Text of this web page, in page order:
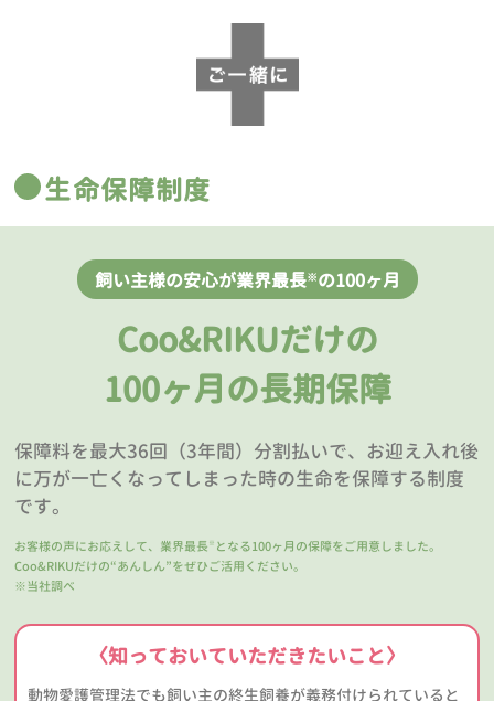
生命保障制度
飼い主様の安心が業界最長※の100ヶ月
Coo&RIKUだけの
100ヶ月の長期保障
保障料を最大36回（3年間）分割払いで、お迎え入れ後
に万が一亡くなってしまった時の生命を保障する制度
です。
お客様の声にお応えして、業界最長 ※ となる100ヶ月の保障をご用意しました。
Coo&RIKUだけの“あんしん”をぜひご活用ください。
※当社調べ
〈知っておいていただきたいこと〉
動物愛護管理法でも飼い主の終生飼養が義務付けられていると